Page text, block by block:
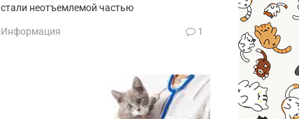
стали неотъемлемой частью
Информация 1